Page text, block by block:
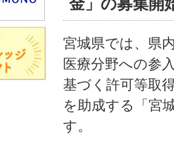
金」の募集開
宮城県では、県
医療分野への参
基づく許可等取
を助成する「宮
す。